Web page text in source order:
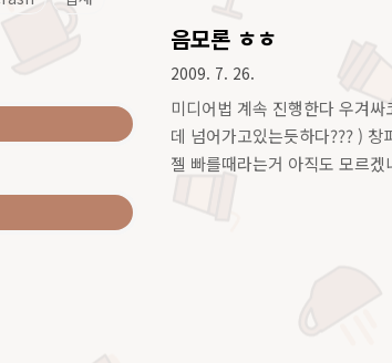
음모론 ㅎㅎ
2009. 7. 26.
미디어법 계속 진행한다 우겨
데 넘어가고있는듯하다??? )
젤 빠를때라는거 아직도 모르겠